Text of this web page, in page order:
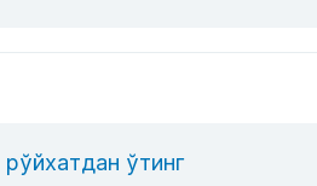
рўйхатдан ўтинг